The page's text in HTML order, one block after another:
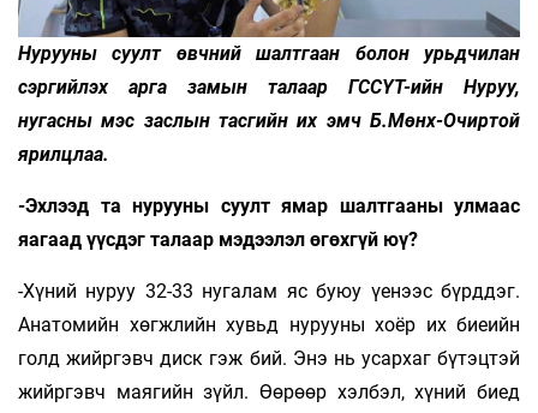
Нурууны суулт өвчний шалтгаан болон урьдчилан
сэргийлэх арга замын талаар ГССҮТ-ийн Нуруу,
нугасны мэс заслын тасгийн их эмч Б.Мөнх-Очиртой
ярилцлаа.
-Эхлээд та нурууны суулт ямар шалтгааны улмаас
яагаад үүсдэг талаар мэдээлэл өгөхгүй юү?
-Хүний нуруу 32-33 нугалам яс буюу үенээс бүрддэг.
Анатомийн хөгжлийн хувьд нурууны хоёр их биеийн
голд жийргэвч диск гэж бий. Энэ нь усархаг бүтэцтэй
жийргэвч маягийн зүйл. Өөрөөр хэлбэл, хүний биед